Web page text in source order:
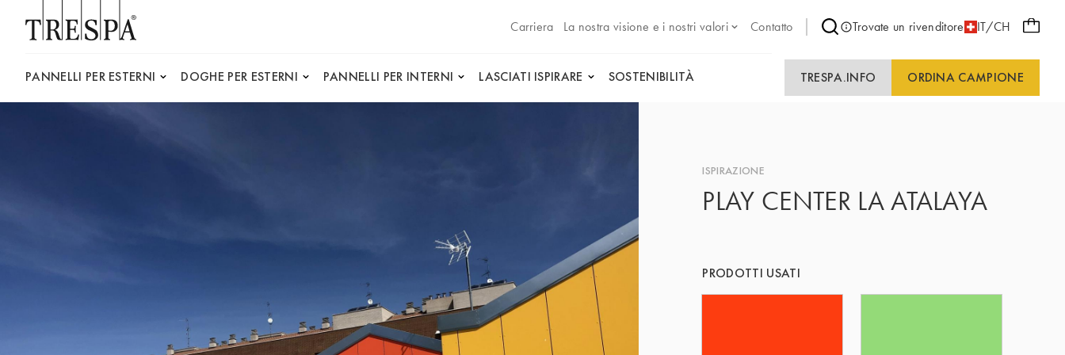
Carriera
La nostra visione e i nostri valori Contatto Trovate un rivenditore IT/CH
PANNELLI PER ESTERNI DOGHE PER ESTERNI PANNELLI PER INTERNI LASCIATI ISPIRARE SOSTENIBILITÀ TRESPA.INFO ORDINA CAMPIONE
ISPIRAZIONE
PLAY CENTER LA ATALAYA
PRODOTTI USATI